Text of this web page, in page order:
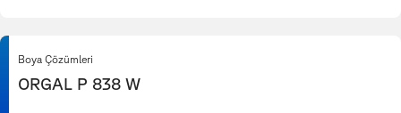
Boya Çözümleri
ORGAL P 838 W